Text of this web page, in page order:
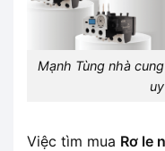
Mạnh Tùng nhà
Việc tìm mua Rơ le